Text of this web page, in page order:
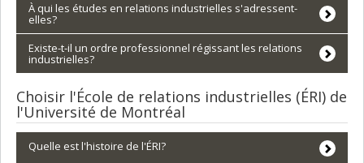
À qui les études en relations industrielles s'adressent-
elles?
Existe-t-il un ordre professionnel régissant les relations
industrielles?
Choisir l'École de relations industrielles (ÉRI) de
l'Université de Montréal
Quelle est l'histoire de l'ÉRI?